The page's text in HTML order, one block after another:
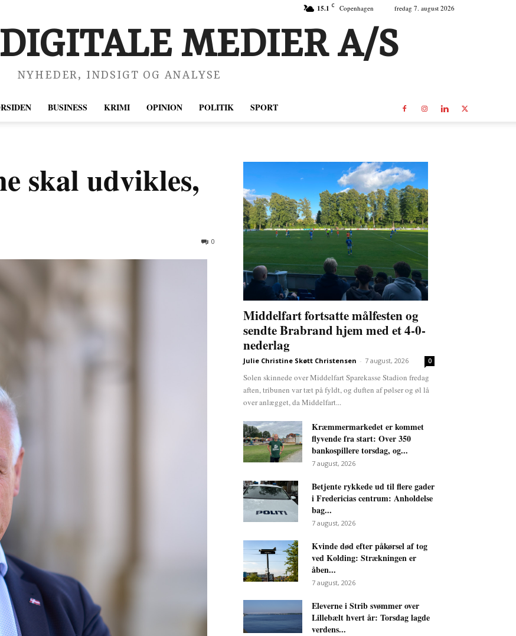
15.1 C Copenhagen fredag 7. august 2026
MEDIER A/S
NYHEDER, INDSIGT OG ANALYSE
BUSINESS KRIMI OPINION POLITIK SPORT
skal udvikles,
0
Middelfart fortsatte målfesten og
sendte Brabrand hjem med et 4-0-
nederlag
Julie Christine Skøtt Christensen - 7 august, 2026 0
Solen skinnede over Middelfart Sparekasse Stadion fredag
aften, tribunen var tæt på fyldt, og duften af pølser og øl lå
over anlægget, da Middelfart...
Kræmmermarkedet er kommet
flyvende fra start: Over 350
bankospillere torsdag, og...
7 august, 2026
Betjente rykkede ud til flere gader
i Fredericias centrum: Anholdelse
bag...
7 august, 2026
Kvinde død efter påkørsel af tog
ved Kolding: Strækningen er
åben...
7 august, 2026
Eleverne i Strib svømmer over
Lillebælt hvert år: Torsdag lagde
verdens...